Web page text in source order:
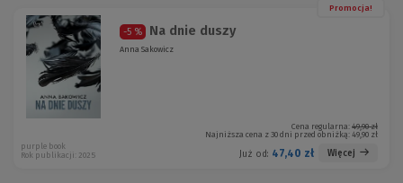
Promocja!
-5 % Na dnie duszy
Anna Sakowicz
Cena regularna: 49,90 zł
Najniższa cena z 30 dni przed obniżką: 49,90 zł
Już od: 47,40 zł Więcej
purple book
Rok publikacji: 2025